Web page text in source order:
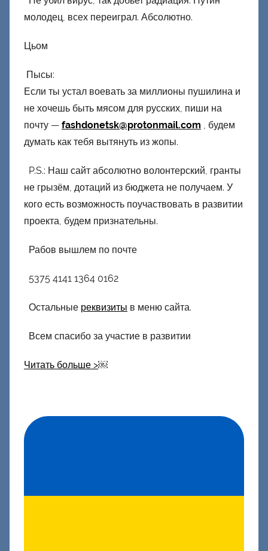
молодец, всех переиграл. Абсолютно.
Цьом
Пысы:
Если ты устал воевать за миллионы пушилина и
не хочешь быть мясом для русских, пиши на
почту — fashdonetsk@protonmail.com , будем
думать как тебя вытянуть из жопы.
P.S.: Наш сайт абсолютно волонтерский, гранты
не грызём, дотаций из бюджета не получаем. У
кого есть возможность поучаствовать в развитии
проекта, будем признательны.
Рабов вышлем по почте
5375 4141 1364 0162
Остальные реквизиты в меню сайта.
Всем спасибо за участие в развитии
Читать больше >￼